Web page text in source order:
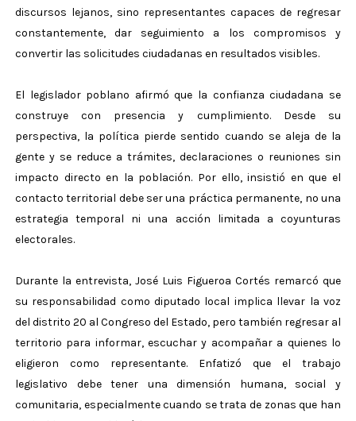
discursos lejanos, sino representantes capaces de regresar
constantemente, dar seguimiento a los compromisos y
convertir las solicitudes ciudadanas en resultados visibles.
El legislador poblano afirmó que la confianza ciudadana se
construye con presencia y cumplimiento. Desde su
perspectiva, la política pierde sentido cuando se aleja de la
gente y se reduce a trámites, declaraciones o reuniones sin
impacto directo en la población. Por ello, insistió en que el
contacto territorial debe ser una práctica permanente, no una
estrategia temporal ni una acción limitada a coyunturas
electorales.
Durante la entrevista, José Luis Figueroa Cortés remarcó que
su responsabilidad como diputado local implica llevar la voz
del distrito 20 al Congreso del Estado, pero también regresar al
territorio para informar, escuchar y acompañar a quienes lo
eligieron como representante. Enfatizó que el trabajo
legislativo debe tener una dimensión humana, social y
comunitaria, especialmente cuando se trata de zonas que han